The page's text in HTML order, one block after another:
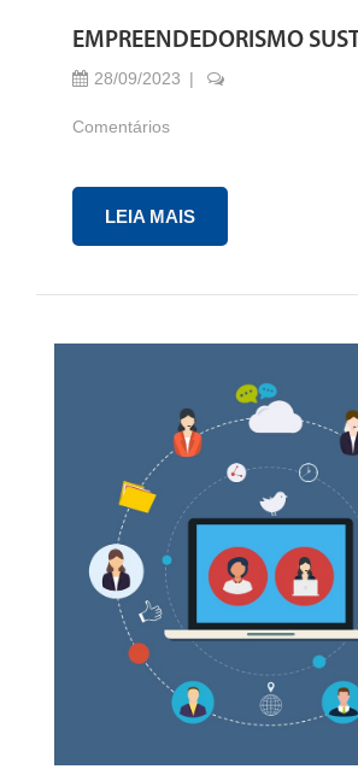
EMPREENDEDORISMO
28/09/2023
Comentários
LEIA MAIS